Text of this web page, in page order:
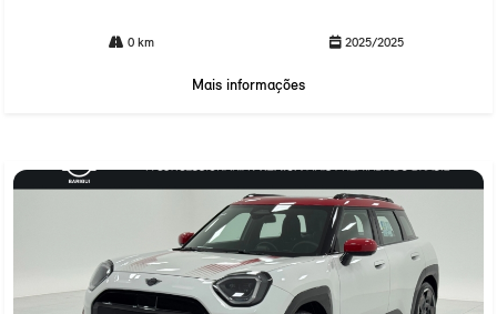
0 km 2025/2025
Mais informações